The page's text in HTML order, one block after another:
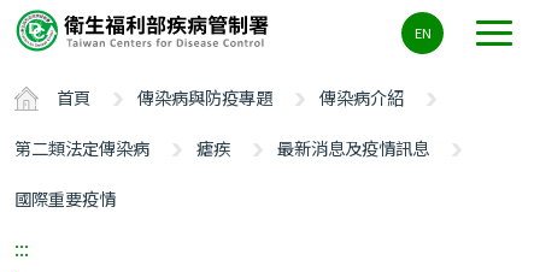
要
容
ALT+C
EN
首頁 傳染病與防疫專題
傳染病介紹
第二類法定傳染病
瘧疾
最新消息及疫情訊息
國際重要疫情
:::